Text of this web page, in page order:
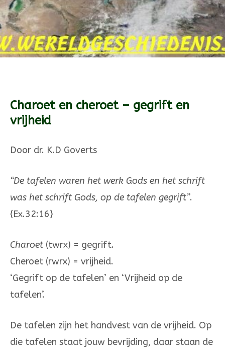
Charoet en cheroet – gegrift en
vrijheid
Door dr. K.D Goverts
“De tafelen waren het werk Gods en het schrift
was het schrift Gods, op de ta­fe­len gegrift”.
{Ex.32:16}
Charoet (twrx) = gegrift.
Cheroet (rwrx) = vrijheid.
‘Gegrift op de tafelen’ en ‘Vrijheid op de
tafelen’.
De tafelen zijn het handvest van de vrijheid. Op
die tafelen staat jouw bevrijding, daar staan de